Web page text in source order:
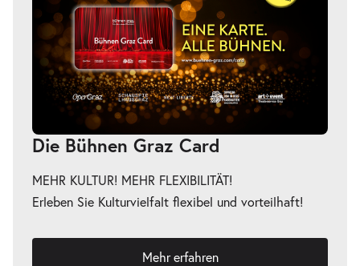
Die Bühnen Graz Card
MEHR KULTUR! MEHR FLEXIBILITÄT!
Erleben Sie Kulturvielfalt flexibel und vorteilhaft!
Mehr erfahren